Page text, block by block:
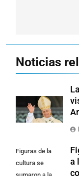
Noticias
Figuras de la
cultura se
a